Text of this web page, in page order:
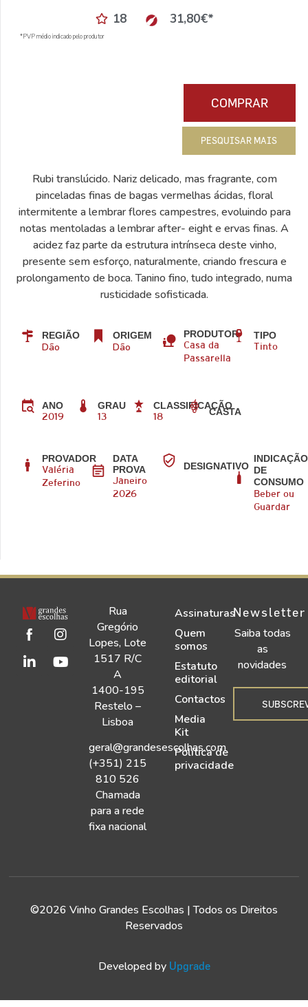
18 31,80€*
*PVP médio indicado pelo produtor
COMPRAR
PESQUISAR MAIS
Rubi translúcido. Nariz delicado, mas fragrante, com
pinceladas finas de bagas vermelhas ácidas, floral
intermitente a lembrar flores campestres, evoluindo para
notas mentoladas a lembrar after- eight e ervas finas. A
acidez faz parte da estrutura intrínseca deste vinho,
presente sem esforço, naturalmente, criando frescura e
prolongamento de boca. Tanino fino, tudo integrado, numa
rusticidade sofisticada.
REGIÃO
Dão
ORIGEM
Dão
PRODUTOR
Casa da
Passarella
TIPO
Tinto
ANO
2019
GRAU
13
CLASSIFICAÇÃO
18
CASTA
PROVADOR
Valéria
Zeferino
DATA
PROVA
Janeiro
2026
DESIGNATIVO
INDICAÇÃO
DE
CONSUMO
Beber ou
Guardar
Rua
Gregório
Lopes, Lote
1517 R/C
A
1400-195
Restelo –
Lisboa
geral@grandesescolhas.com
(+351) 215
810 526
Chamada
para a rede
fixa nacional
Assinaturas
Quem
somos
Estatuto
editorial
Contactos
Media
Kit
Política de
privacidade
Newsletter
Saiba todas
as
novidades
©2026 Vinho Grandes Escolhas | Todos os Direitos
Reservados
Developed by Upgrade